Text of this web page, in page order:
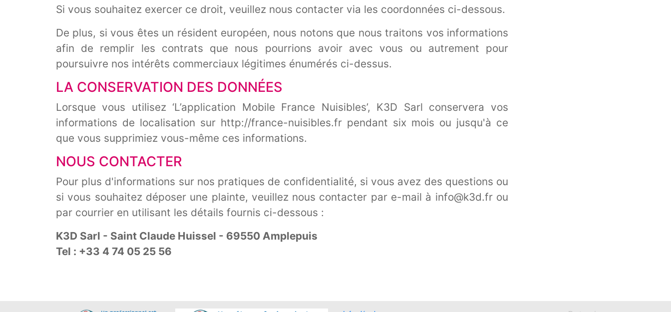
Si vous souhaitez exercer ce droit, veuillez nous contacter via les coordonnées ci-dessous.
De plus, si vous êtes un résident européen, nous notons que nous traitons vos informations
afin de remplir les contrats que nous pourrions avoir avec vous ou autrement pour
poursuivre nos intérêts commerciaux légitimes énumérés ci-dessus.
LA CONSERVATION DES DONNÉES
Lorsque vous utilisez ‘L’application Mobile France Nuisibles’, K3D Sarl conservera vos
informations de localisation sur http://france-nuisibles.fr pendant six mois ou jusqu'à ce
que vous supprimiez vous-même ces informations.
NOUS CONTACTER
Pour plus d'informations sur nos pratiques de confidentialité, si vous avez des questions ou
si vous souhaitez déposer une plainte, veuillez nous contacter par e-mail à info@k3d.fr ou
par courrier en utilisant les détails fournis ci-dessous :
K3D Sarl - Saint Claude Huissel - 69550 Amplepuis
Tel : +33 4 74 05 25 56